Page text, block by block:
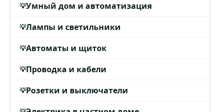
Умный дом и автоматизация
Лампы и светильники
Автоматы и щиток
Проводка и кабели
Розетки и выключатели